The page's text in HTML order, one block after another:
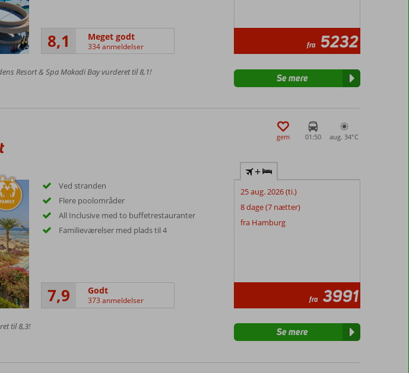
8,1 Meget godt
334 anmeldelser fra 5232
Resort & Spa Makadi Bay vurderet til 8,1! Se mere
gem 01:50 aug. 34°C
Ved stranden
Flere poolområder
All Inclusive med to buffetrestauranter
Familieværelser med plads til 4
7,9 Godt
373 anmeldelser
+
25 aug. 2026 (ti.)
8 dage (7 nætter)
fra Hamburg
fra 3991
til 8,3! Se mere